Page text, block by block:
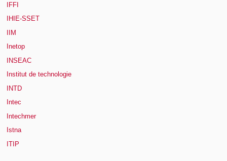
IFFI
IHIE-SSET
IIM
Inetop
INSEAC
Institut de technologie
INTD
Intec
Intechmer
Istna
ITIP